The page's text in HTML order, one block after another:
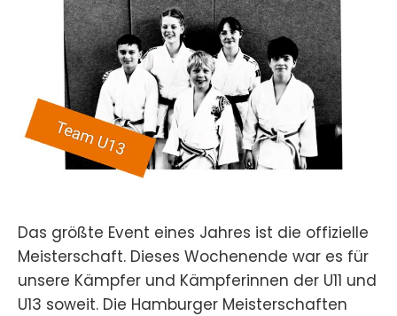
Das größte Event eines Jahres ist die offizielle
Meisterschaft. Dieses Wochenende war es für
unsere Kämpfer und Kämpferinnen der U11 und
U13 soweit. Die Hamburger Meisterschaften